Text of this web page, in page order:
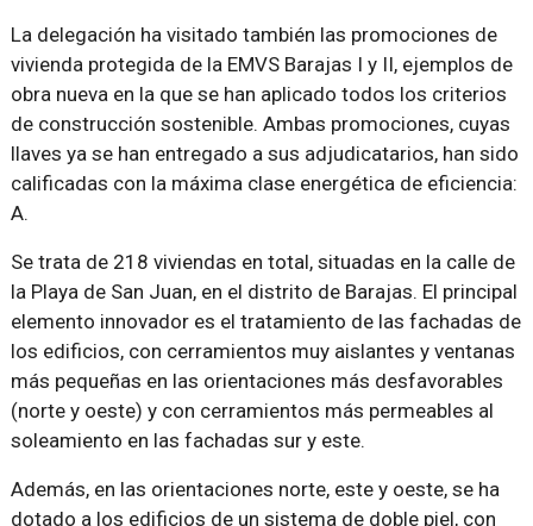
La delegación ha visitado también las promociones de
vivienda protegida de la EMVS Barajas I y II, ejemplos de
obra nueva en la que se han aplicado todos los criterios
de construcción sostenible. Ambas promociones, cuyas
llaves ya se han entregado a sus adjudicatarios, han sido
calificadas con la máxima clase energética de eficiencia:
A.
Se trata de 218 viviendas en total, situadas en la calle de
la Playa de San Juan, en el distrito de Barajas. El principal
elemento innovador es el tratamiento de las fachadas de
los edificios, con cerramientos muy aislantes y ventanas
más pequeñas en las orientaciones más desfavorables
(norte y oeste) y con cerramientos más permeables al
soleamiento en las fachadas sur y este.
Además, en las orientaciones norte, este y oeste, se ha
dotado a los edificios de un sistema de doble piel, con